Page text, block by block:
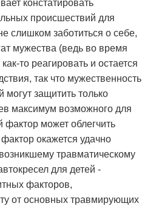
констатировать
происшествий для
слишком заботиться о себе,
мужества (ведь во время
то реагировать и остается
так что мужественность
могут защитить только
максимум возможного для
может облегчить
окажется удачно
травматическому
для детей -
факторов,
от основных травмирующих